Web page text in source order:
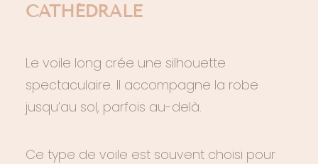
CATHÉDRALE
Le voile long crée une silhouette
spectaculaire. Il accompagne la robe
jusqu’au sol, parfois au-delà.
Ce type de voile est souvent choisi pour